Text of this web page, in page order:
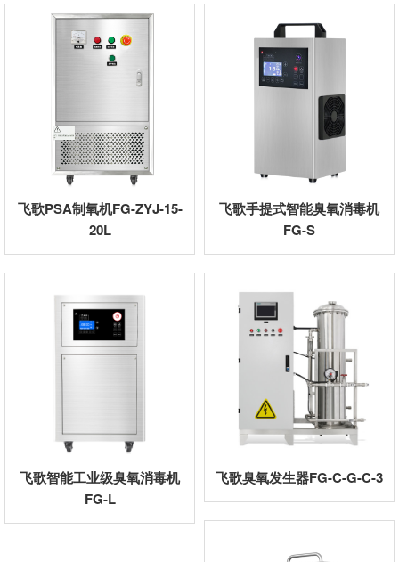
飞歌PSA制氧机FG-ZYJ-15-
20L
飞歌手提式智能臭氧消毒机
FG-S
飞歌智能工业级臭氧消毒机
FG-L
飞歌臭氧发生器FG-C-G-C-3